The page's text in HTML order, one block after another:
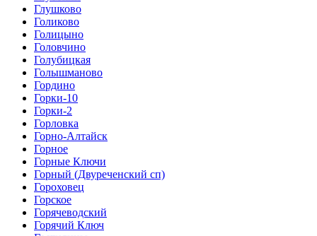
Глушково
Голиково
Голицыно
Головчино
Голубицкая
Голышманово
Гордино
Горки-10
Горки-2
Горловка
Горно-Алтайск
Горное
Горные Ключи
Горный (Двуреченский сп)
Гороховец
Горское
Горячеводский
Горячий Ключ